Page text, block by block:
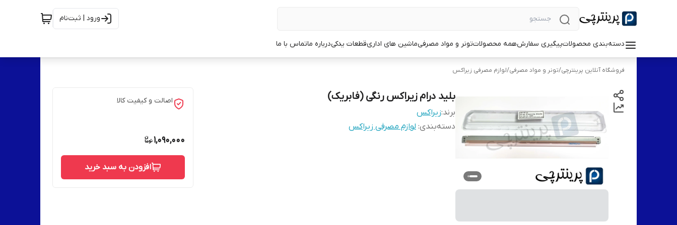
ورود | ثبت‌نام
دسته‌بندی محصولاتپیگیری سفارشهمه محصولاتتونر و مواد مصرفیماشین های اداریقطعات یدکیدرباره ماتماس با ما
فروشگاه آنلاین پرینترچی/تونر و مواد مصرفی/لوازم مصرفی زیراکس
بلید درام زیراکس رنگی (فابریک)
برند:زیراکس
دسته‌بندی: لوازم مصرفی زیراکس
اصالت و کیفیت کالا
1,090,000
افزودن به سبد خرید